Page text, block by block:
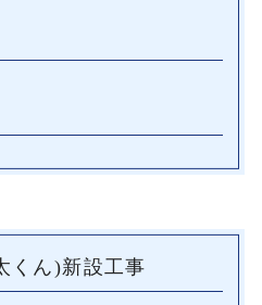
くん)新設工事